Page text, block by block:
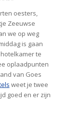
oesters,
Zeeuwse
we op weg
is gaan
te
oplaadpunten
van Goes
weet je twee
goed en er zijn